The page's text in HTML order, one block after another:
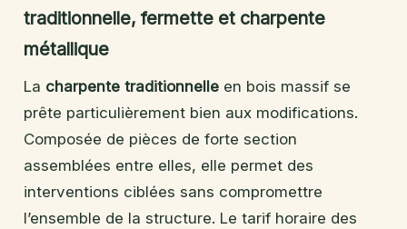
traditionnelle, fermette et charpente
métallique
La charpente traditionnelle en bois massif se
prête particulièrement bien aux modifications.
Composée de pièces de forte section
assemblées entre elles, elle permet des
interventions ciblées sans compromettre
l’ensemble de la structure. Le tarif horaire des